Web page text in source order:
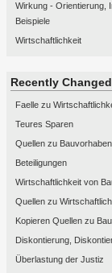
Wirkung - Orientierung,
Beispiele
Wirtschaftlichkeit
Recently Changed
Faelle zu
Teures Sparen
Quellen zu Bauvorhaben
Beteiligungen
Wirtschaftlichkeit von
Quellen zu
Kopieren Quellen zu
Diskontierung,
Überlastung der Justiz